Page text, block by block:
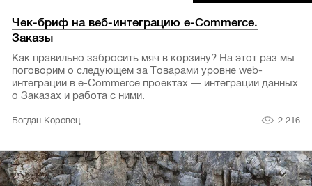
Чек-бриф на веб-интеграцию e-Commerce.
Заказы
Как правильно забросить мяч в корзину? На этот раз мы
поговорим о следующем за Товарами уровне web-
интеграции в e-Commerce проектах — интеграции данных
о Заказах и работа с ними.
Богдан Коровец 2 216